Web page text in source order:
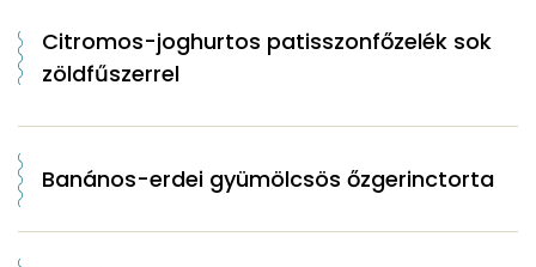
Citromos-joghurtos patisszonfőzelék sok
zöldfűszerrel
Banános-erdei gyümölcsös őzgerinctorta